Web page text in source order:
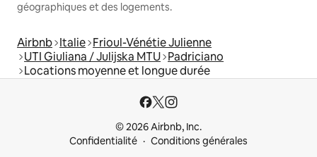
géographiques et des logements.
Airbnb Italie Frioul-Vénétie Julienne
UTI Giuliana / Julijska MTU Padriciano
Locations moyenne et longue durée
© 2026 Airbnb, Inc.
Confidentialité
Conditions générales